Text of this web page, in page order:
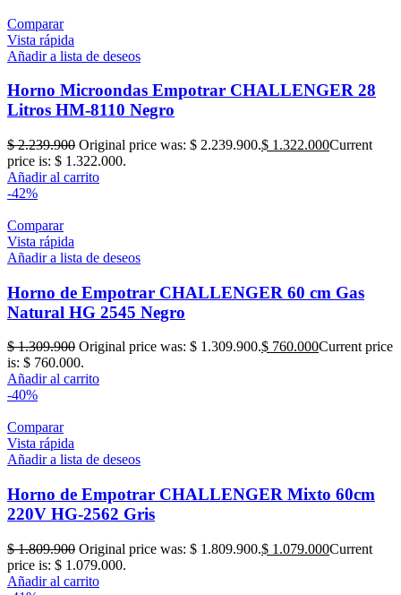
Comparar
Vista rápida
Añadir a lista de deseos
Horno Microondas Empotrar CHALLENGER 28
Litros HM-8110 Negro
$2.239.900 Original price was: $ 2.239.900.$ 1.322.000Current
price is: $ 1.322.000.
Añadir al carrito
-42%
Comparar
Vista rápida
Añadir a lista de deseos
Horno de Empotrar CHALLENGER 60 cm Gas
Natural HG 2545 Negro
$1.309.900 Original price was: $ 1.309.900.$ 760.000Current price
is: $ 760.000.
Añadir al carrito
-40%
Comparar
Vista rápida
Añadir a lista de deseos
Horno de Empotrar CHALLENGER Mixto 60cm
220V HG-2562 Gris
$1.809.900 Original price was: $ 1.809.900.$ 1.079.000Current
price is: $ 1.079.000.
Añadir al carrito